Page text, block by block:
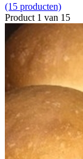
(15 producten)
Product 1 van 15